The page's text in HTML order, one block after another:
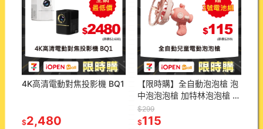
4K高清電動對焦投影機 BQ1
$2,480
【限時購】全自動泡泡槍 泡
中泡泡泡槍 加特林泡泡槍 兒
童泡泡槍 電動泡泡槍BA77
$299
$115